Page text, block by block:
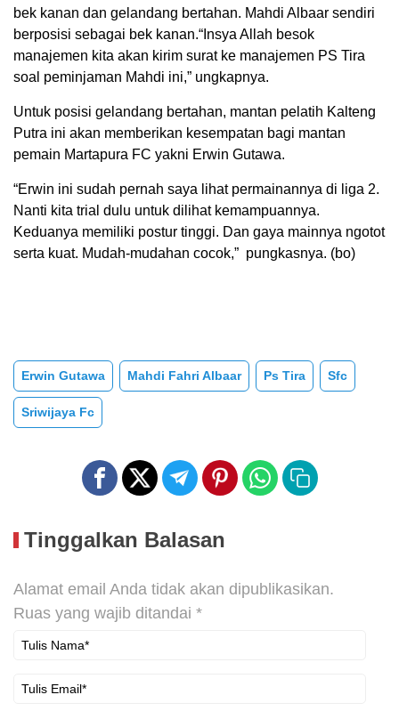
bek kanan dan gelandang bertahan. Mahdi Albaar sendiri
berposisi sebagai bek kanan.“Insya Allah besok
manajemen kita akan kirim surat ke manajemen PS Tira
soal peminjaman Mahdi ini,” ungkapnya.
Untuk posisi gelandang bertahan, mantan pelatih Kalteng
Putra ini akan memberikan kesempatan bagi mantan
pemain Martapura FC yakni Erwin Gutawa.
“Erwin ini sudah pernah saya lihat permainannya di liga 2.
Nanti kita trial dulu untuk dilihat kemampuannya.
Keduanya memiliki postur tinggi. Dan gaya mainnya ngotot
serta kuat. Mudah-mudahan cocok,” pungkasnya. (bo)
Erwin Gutawa Mahdi Fahri Albaar Ps Tira Sfc
Sriwijaya Fc
Tinggalkan Balasan
Alamat email Anda tidak akan dipublikasikan.
Ruas yang wajib ditandai *